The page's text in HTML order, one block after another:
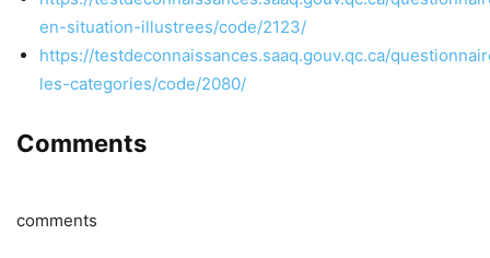
en-situation-illustrees/code/2123/
https://testdeconnaissances.saaq.gouv.qc.ca/
les-categories/code/2080/
Comments
comments